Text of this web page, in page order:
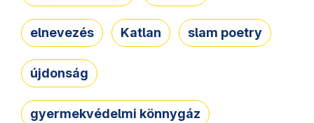
elnevezés Katlan slam poetry
újdonság
gyermekvédelmi könnygáz